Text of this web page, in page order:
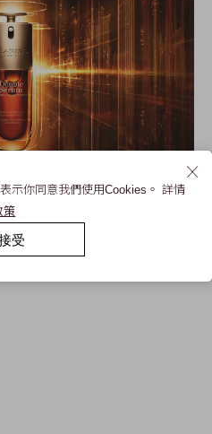
示你同意我們使用Cookies。 詳情
策
受